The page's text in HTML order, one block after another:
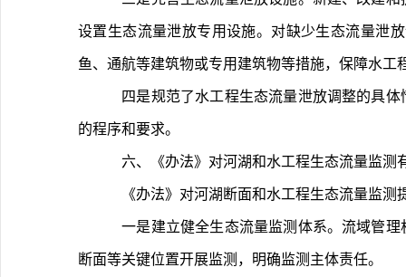
设置生态流量泄放专用设施。对缺少生态流量泄
鱼、通航等建筑物或专用建筑物等措施，保障水工
的程序和要求。
六、《办法》对河湖和水工程生态流量监
《办法》对河湖断面和水工程生态流量监
	一是建立健全生态流量监测体系。流域管理机构和省级水行政主管部门应依托水文站网，组织建立健全河流、湖泊生态流量监测体系，围绕水库泄放点、河湖重要控制
断面等关键位置开展监测，明确监测主体责任。